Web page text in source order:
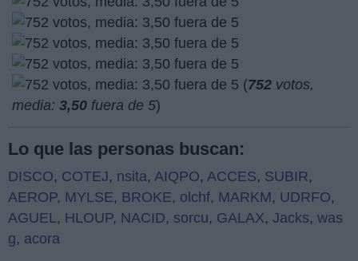
(752 votos,
media: 3,50 fuera de 5)
Lo que las personas buscan:
DISCO, COTEJ, nsita, AIQPO, ACCES, SUBIR,
AEROP, MYLSE, BROKE, olchf, MARKM, UDRFO,
AGUEL, HLOUP, NACID, sorcu, GALAX, Jacks, was
g, acora